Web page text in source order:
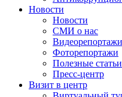
Новости
Новости
СМИ о нас
Видеорепортажи
Фоторепортажи
Полезные статьи
Пресс-центр
Визит в центр